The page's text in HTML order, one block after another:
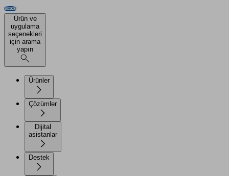
Ürün ve
uygulama
seçenekleri
için arama
yapın
Ürünler
Çözümler
Dijital
asistanlar
Destek